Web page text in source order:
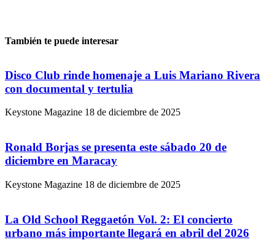
También te puede interesar
Disco Club rinde homenaje a Luis Mariano Rivera
con documental y tertulia
Keystone Magazine 18 de diciembre de 2025
Ronald Borjas se presenta este sábado 20 de
diciembre en Maracay
Keystone Magazine 18 de diciembre de 2025
La Old School Reggaetón Vol. 2: El concierto
urbano más importante llegará en abril del 2026